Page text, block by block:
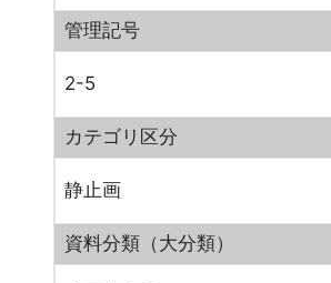
管理記号
2-5
カテゴリ区分
静止画
資料分類（大分類）